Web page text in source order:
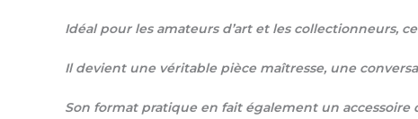
Idéal pour les amateurs d’art et les collectionneurs,
Il devient une véritable pièce maîtresse, une
Son format pratique en fait également un